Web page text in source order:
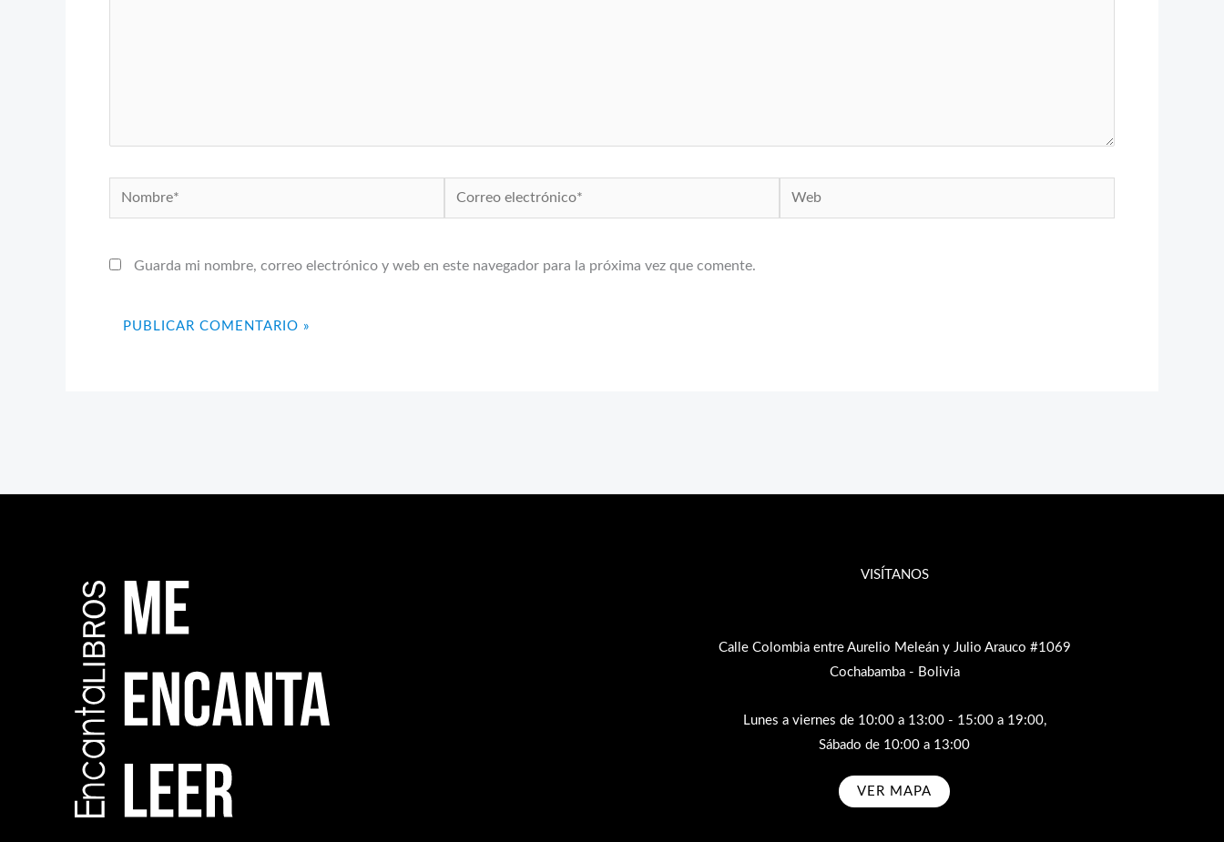
Nombre*
Correo
electrónico*
Web
Guarda mi nombre, correo electrónico y web en este navegador para la próxima vez que comente.
VISÍTANOS
Calle Colombia entre Aurelio Meleán y Julio Arauco #1069
Cochabamba - Bolivia
Lunes a viernes de 10:00 a 13:00 - 15:00 a 19:00,
Sábado de 10:00 a 13:00
VER MAPA